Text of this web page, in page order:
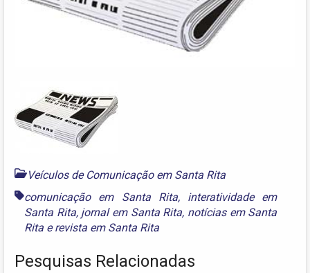
Veículos de Comunicação em Santa Rita
comunicação em Santa Rita, interatividade em
Santa Rita, jornal em Santa Rita, notícias em Santa
Rita erevista em Santa Rita
Pesquisas Relacionadas